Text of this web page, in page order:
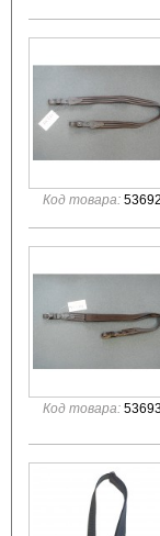
Код товара:
Код товара: